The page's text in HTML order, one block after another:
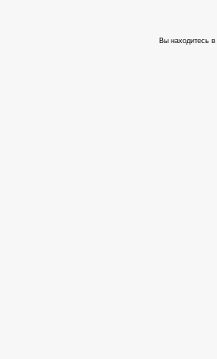
Вы находитесь в